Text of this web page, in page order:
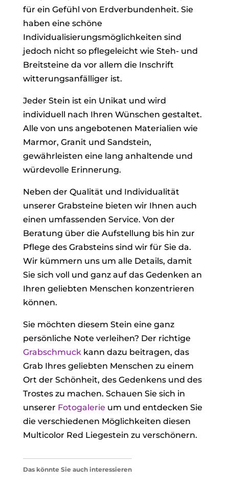
für ein Gefühl von Erdverbundenheit. Sie
haben eine schöne
Individualisierungsmöglichkeiten sind
jedoch nicht so pflegeleicht wie Steh- und
Breitsteine da vor allem die Inschrift
witterungsanfälliger ist.
Jeder Stein ist ein Unikat und wird
individuell nach Ihren Wünschen gestaltet.
Alle von uns angebotenen Materialien wie
Marmor, Granit und Sandstein,
gewährleisten eine lang anhaltende und
würdevolle Erinnerung.
Neben der Qualität und Individualität
unserer Grabsteine bieten wir Ihnen auch
einen umfassenden Service. Von der
Beratung über die Aufstellung bis hin zur
Pflege des Grabsteins sind wir für Sie da.
Wir kümmern uns um alle Details, damit
Sie sich voll und ganz auf das Gedenken an
Ihren geliebten Menschen konzentrieren
können.
Sie möchten diesem Stein eine ganz
persönliche Note verleihen? Der richtige
Grabschmuckkann dazu beitragen, das
Grab Ihres geliebten Menschen zu einem
Ort der Schönheit, des Gedenkens und des
Trostes zu machen. Schauen Sie sich in
unserer Fotogalerie um und entdecken Sie
die verschiedenen Möglichkeiten diesen
Multicolor Red Liegestein zu verschönern.
Das könnte Sie auch interessieren